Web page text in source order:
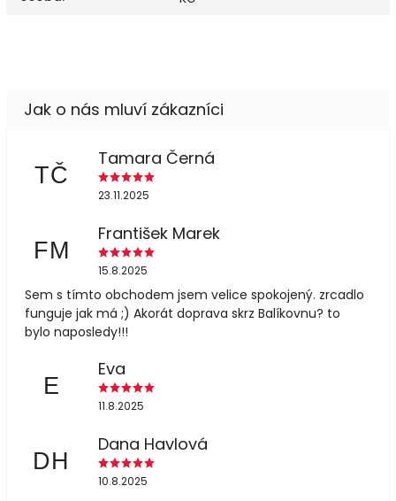
TČ
Tamara Černá
23.11.2025
FM
František Marek
15.8.2025
Sem s tímto obchodem jsem velice spokojený. zrcadlo
funguje jak má ;) Akorát doprava skrz Balíkovnu? to
bylo naposledy!!!
E
Eva
11.8.2025
DH
Dana Havlová
10.8.2025